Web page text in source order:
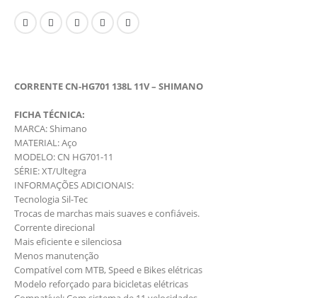
CORRENTE CN-HG701 138L 11V – SHIMANO
FICHA TÉCNICA:
MARCA: Shimano
MATERIAL: Aço
MODELO: CN HG701-11
SÉRIE: XT/Ultegra
INFORMAÇÕES ADICIONAIS:
Tecnologia Sil-Tec
Trocas de marchas mais suaves e confiáveis.
Corrente direcional
Mais eficiente e silenciosa
Menos manutenção
Compatível com MTB, Speed e Bikes elétricas
Modelo reforçado para bicicletas elétricas